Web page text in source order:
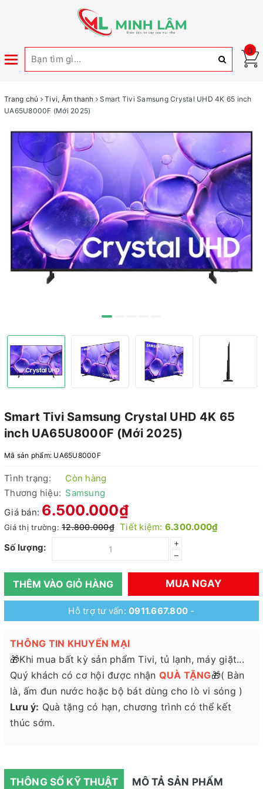
Toggle
0
Trang chủ Tivi, Âm thanh
Smart Tivi Samsung Crystal UHD 4K 65 inch
UA65U8000F (Mới 2025)
Smart Tivi Samsung Crystal UHD 4K 65
inch UA65U8000F (Mới 2025)
Mã sản phẩm: UA65U8000F
Tình trạng:
Còn hàng
Thương hiệu: Samsung
Giá bán: 6.500.000₫
Giá thị trường: 12.800.000₫ Tiết kiệm: 6.300.000₫
Số lượng:
+
–
THÊM VÀO GIỎ HÀNG MUA NGAY
Hỗ trợ tư vấn:0911.667.800 -
THÔNG TIN KHUYẾN MẠI
🎁Khi mua bất kỳ sản phẩm Tivi, tủ lạnh, máy giặt...
Quý khách có cơ hội được nhận QUÀ TẶNG🎁( Bàn
là, ấm đun nước hoặc bộ bát dùng cho lò vi sóng )
Lưu ý: Quà tặng có hạn, chương trình có thể kết
thúc sớm.
THÔNG SỐ KỸ THUẬT MÔ TẢ SẢN PHẨM